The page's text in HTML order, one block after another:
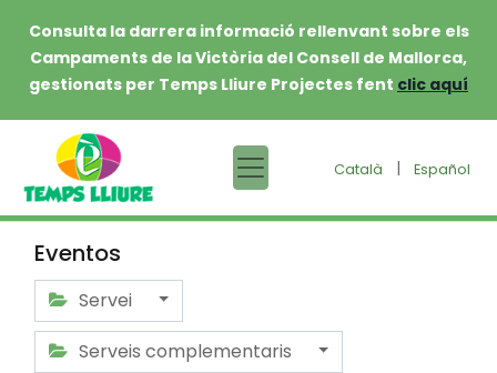
Consulta la darrera informació rellenvant sobre els
Campaments de la Victòria del Consell de Mallorca,
gestionats per Temps Lliure Projectes fent clic aquí
Català | Español
Eventos
Servei
Serveis complementaris